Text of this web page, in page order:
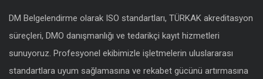
DM Belgelendirme olarak ISO standartları, TÜRKAK akreditasyon
süreçleri, DMO danışmanlığı ve tedarikçi kayıt hizmetleri
sunuyoruz. Profesyonel ekibimizle işletmelerin uluslararası
standartlara uyum sağlamasına ve rekabet gücünü artırmasına